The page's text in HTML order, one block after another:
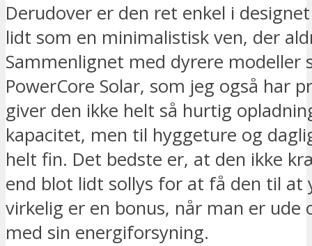
Derudover er den ret enkel i
lidt som en minimalistisk ven, der
Sammenlignet med dyrere modeller
PowerCore Solar, som jeg også har
giver den ikke helt så hurtig
kapacitet, men til hyggeture og
helt fin. Det bedste er, at den ikke
end blot lidt sollys for at få den til at
virkelig er en bonus, når man er ude
med sin energiforsyning.